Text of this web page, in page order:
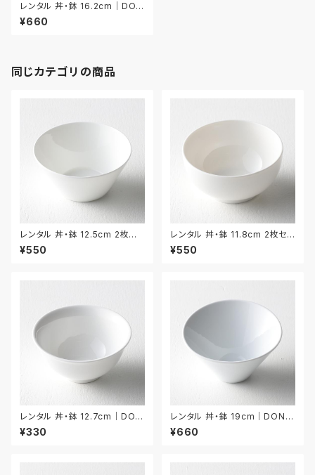
レンタル 丼・鉢 16.2cm｜DON
032
¥660
同じカテゴリの商品
レンタル 丼・鉢 12.5cm 2枚セッ
ト｜DON057
¥550
レンタル 丼・鉢 11.8cm 2枚セッ
ト｜DON058
¥550
レンタル 丼・鉢 12.7cm｜DON
056
¥330
レンタル 丼・鉢 19cm｜DON0
50
¥660